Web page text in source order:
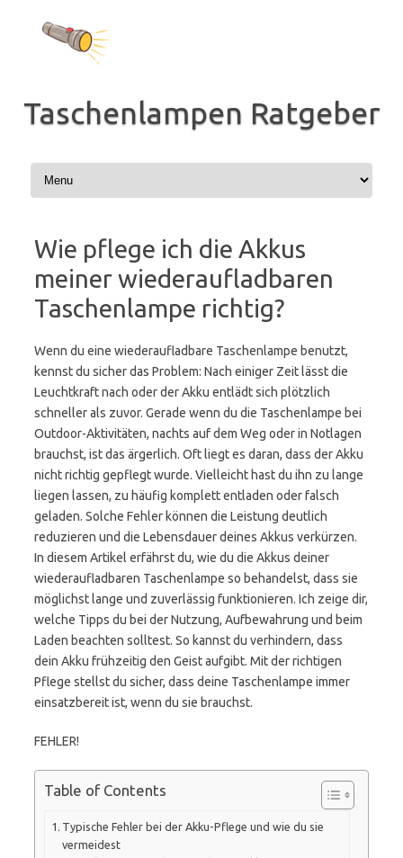
springen
Taschenlampen Ratgeber
Wie pflege ich die Akkus
meiner wiederaufladbaren
Taschenlampe richtig?
Wenn du eine wiederaufladbare Taschenlampe benutzt,
kennst du sicher das Problem: Nach einiger Zeit lässt die
Leuchtkraft nach oder der Akku entlädt sich plötzlich
schneller als zuvor. Gerade wenn du die Taschenlampe bei
Outdoor-Aktivitäten, nachts auf dem Weg oder in Notlagen
brauchst, ist das ärgerlich. Oft liegt es daran, dass der Akku
nicht richtig gepflegt wurde. Vielleicht hast du ihn zu lange
liegen lassen, zu häufig komplett entladen oder falsch
geladen. Solche Fehler können die Leistung deutlich
reduzieren und die Lebensdauer deines Akkus verkürzen.
In diesem Artikel erfährst du, wie du die Akkus deiner
wiederaufladbaren Taschenlampe so behandelst, dass sie
möglichst lange und zuverlässig funktionieren. Ich zeige dir,
welche Tipps du bei der Nutzung, Aufbewahrung und beim
Laden beachten solltest. So kannst du verhindern, dass
dein Akku frühzeitig den Geist aufgibt. Mit der richtigen
Pflege stellst du sicher, dass deine Taschenlampe immer
einsatzbereit ist, wenn du sie brauchst.
FEHLER!
Table of Contents
Typische Fehler bei der Akku-Pflege und wie du sie
vermeidest